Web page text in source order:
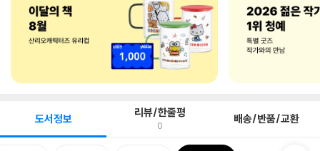
도서정보 리뷰/한줄평
0 배송/반품/교환